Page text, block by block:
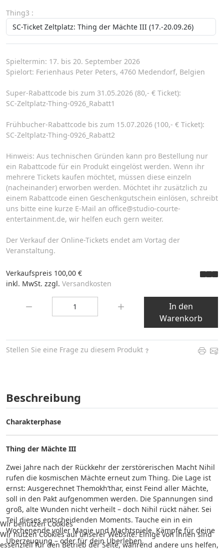
Thing3 :
Spieltermin: 17. bis 20. September 2026
Spielort: Ferienhaus Peter Peters, 4760 Medendorf, Belgien
Super-Rabattcode bis zum 31.05.2026 (80,- € Ticket):
SC-Zeltplatz-Thing-0926_Rabatt1
Frühbucher-Rabattcode bis zum 15.07.2026 (100,- € Ticket):
SC-Zeltplatz-Thing-0926_Rabatt2
Hinweis: Aus technischen Gründen kann pro Bestellung nur
ein Rabattcode für ein Produkt eingelöst werden. Wenn ihr
mehrere Tickets kaufen möchtet, müssen diese einzeln
(nacheinander) erworben werden. Möchtet ihr zusätzlich zu
einem Rabattcode einen Geschenkgutschein einlösen, schreibt
uns bitte eine kurze E-Mail an office@studio-courte-
entertainment.de, wir helfen euch gern weiter.
Der Verkauf der Online-Tickets endet am Vortag der
Veranstaltung.
Verkaufspreis 100,00 €
inkl. MwSt. zzgl. Versandkosten
In den
Warenkorb
Stellen Sie eine Frage zu diesem Produkt
Beschreibung
Charakterphase
Thing der Mächte III
Zwei Jahre nach der Rückkehr der zerstörerischen Macht Nihil
rufen die kosmischen Mächte erneut zum Thing. Die Lage ist
ernst: Ausgerechnet Themokh’thar, einst Feind aller Mächte,
soll in den Pakt aufgenommen werden. Die Spannungen sind
groß, alte Wunden nicht verheilt – doch Nihil rückt näher. Sei
Teil dieses entscheidenden Moments. Tauche ein in ein
Wochenende voller Magie und Machtspiele. Kämpfe für deine
Überzeugung – oder für dein Überleben.
Wir benutzen Cookies
Wir nutzen Cookies auf unserer Website. Einige von ihnen sind
essenziell für den Betrieb der Seite, während andere uns helfen,